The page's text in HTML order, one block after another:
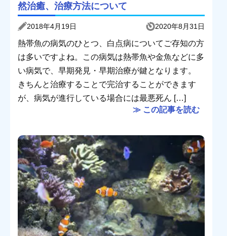
然治癒、治療方法について
2018年4月19日 2020年8月31日
熱帯魚の病気のひとつ、白点病についてご存知の方
は多いですよね。この病気は熱帯魚や金魚などに多
い病気で、早期発見・早期治療が鍵となります。
きちんと治療することで完治することができます
が、病気が進行している場合には最悪死ん […]
≫ この記事を読む